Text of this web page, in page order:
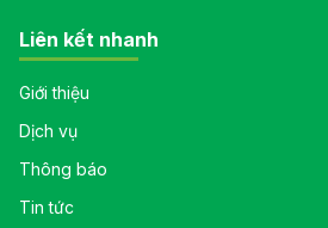
Liên kết nhanh
Giới thiệu
Dịch vụ
Thông báo
Tin tức